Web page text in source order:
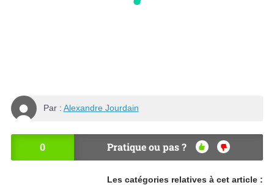
Par : Alexandre Jourdain
0 Pratique ou pas ?
OU
NO
N
Les catégories relatives à cet article :